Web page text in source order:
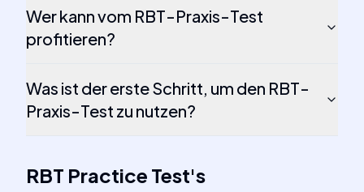
Wer kann vom RBT-Praxis-Test
profitieren?
Was ist der erste Schritt, um den RBT-
Praxis-Test zu nutzen?
RBT Practice Test's